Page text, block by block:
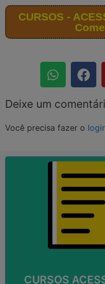
CURSOS -
Deixe um
Você precisa fazer o
CURSOS
Válido em todo o
Empregos; Currículos;